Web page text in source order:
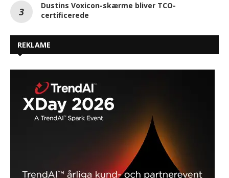
Dustins Voxicon-skærme bliver TCO-
certificerede
REKLAME